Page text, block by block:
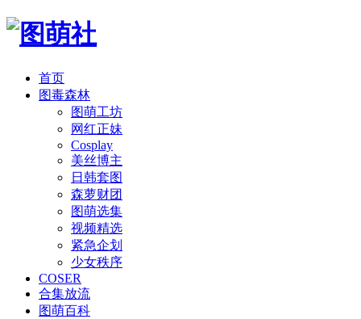
首页
图毒森林
图萌工坊
网红正妹
Cosplay
美丝博主
日韩套图
森萝财团
图萌选集
视频精选
紧急企划
少女秩序
COSER
合集放流
图萌百科